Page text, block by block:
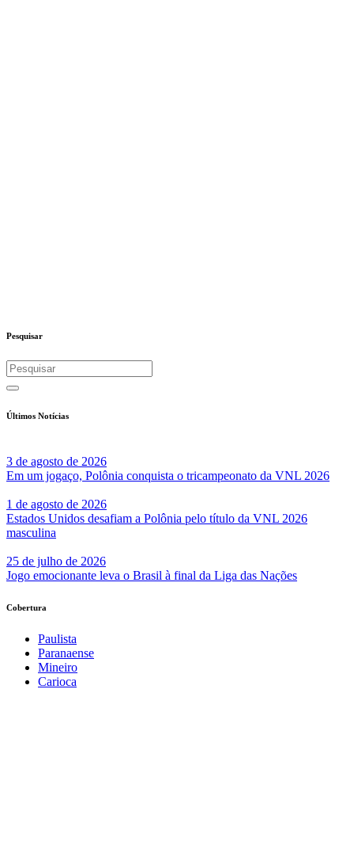
Pesquisar
Últimos Notícias
3 de agosto de 2026
Em um jogaço, Polônia conquista o tricampeonato da VNL 2026
1 de agosto de 2026
Estados Unidos desafiam a Polônia pelo título da VNL 2026
masculina
25 de julho de 2026
Jogo emocionante leva o Brasil à final da Liga das Nações
Cobertura
Paulista
Paranaense
Mineiro
Carioca